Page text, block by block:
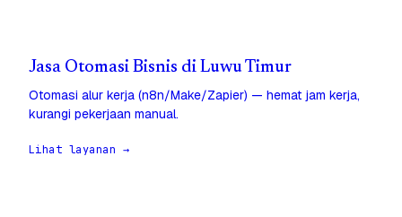
Jasa Otomasi Bisnis di Luwu Timur
Otomasi alur kerja (n8n/Make/Zapier) — hemat jam kerja,
kurangi pekerjaan manual.
Lihat layanan →